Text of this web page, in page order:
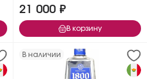
21 000 ₽
В корзину
В наличии